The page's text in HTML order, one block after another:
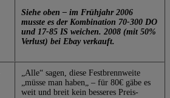
Siehe oben – im Frühjahr 2006
musste es der Kombination 70-300 DO
und 17-85 IS weichen. 2008 (mit 50%
Verlust) bei Ebay verkauft.
„Alle“ sagen, diese Festbrennweite
„müsse man haben„ – für 80€ gäbe es
weit und breit kein besseres Preis-